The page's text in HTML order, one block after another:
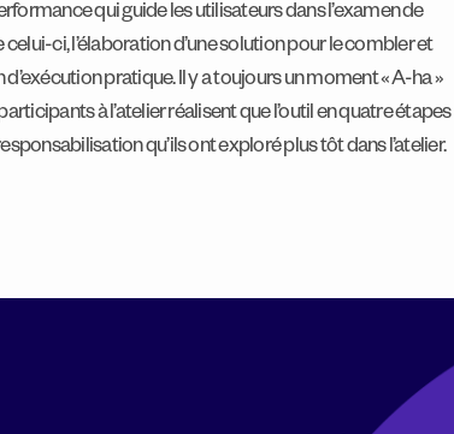
qui guide les utilisateurs dans l’examen de
celui-ci, l’élaboration d’une solution pour le combler et
d’exécution pratique. Il y a toujours un moment « A-ha »
à l’atelier réalisent que l’outil en quatre étapes
qu’ils ont exploré plus tôt dans l’atelier.